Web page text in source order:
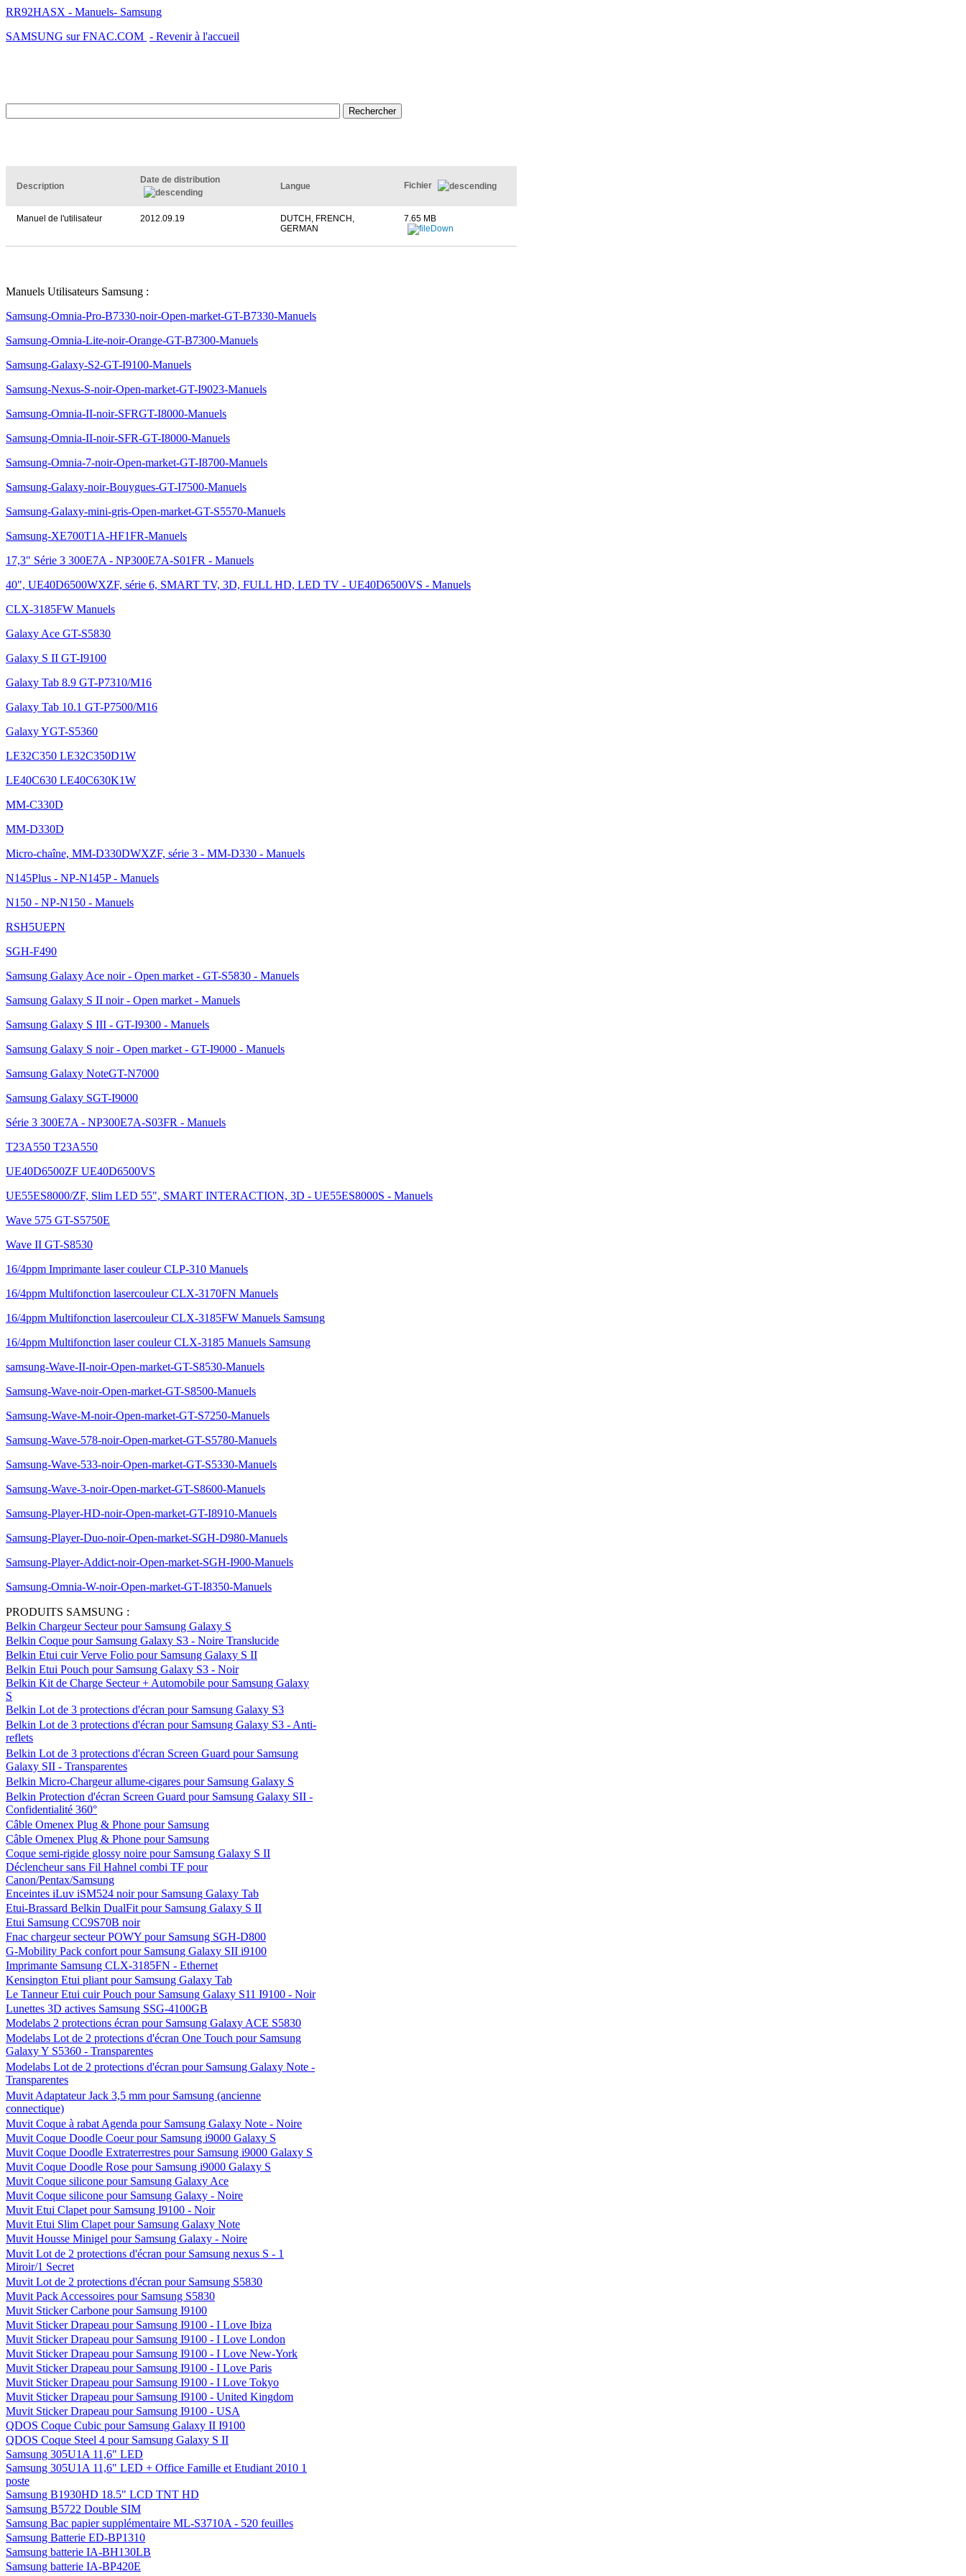
RR92HASX - Manuels- Samsung
SAMSUNG sur FNAC.COM - Revenir à l'accueil
Description
Date de distribution
Langue Fichier
Manuel de l'utilisateur 2012.09.19
DUTCH, FRENCH,
GERMAN
7.65 MB
Manuels Utilisateurs Samsung :
Samsung-Omnia-Pro-B7330-noir-Open-market-GT-B7330-Manuels
Samsung-Omnia-Lite-noir-Orange-GT-B7300-Manuels
Samsung-Galaxy-S2-GT-I9100-Manuels
Samsung-Nexus-S-noir-Open-market-GT-I9023-Manuels
Samsung-Omnia-II-noir-SFRGT-I8000-Manuels
Samsung-Omnia-II-noir-SFR-GT-I8000-Manuels
Samsung-Omnia-7-noir-Open-market-GT-I8700-Manuels
Samsung-Galaxy-noir-Bouygues-GT-I7500-Manuels
Samsung-Galaxy-mini-gris-Open-market-GT-S5570-Manuels
Samsung-XE700T1A-HF1FR-Manuels
17,3" Série 3 300E7A - NP300E7A-S01FR - Manuels
40", UE40D6500WXZF, série 6, SMART TV, 3D, FULL HD, LED TV - UE40D6500VS - Manuels
CLX-3185FW Manuels
Galaxy Ace GT-S5830
Galaxy S II GT-I9100
Galaxy Tab 8.9 GT-P7310/M16
Galaxy Tab 10.1 GT-P7500/M16
Galaxy YGT-S5360
LE32C350 LE32C350D1W
LE40C630 LE40C630K1W
MM-C330D
MM-D330D
Micro-chaîne, MM-D330DWXZF, série 3 - MM-D330 - Manuels
N145Plus - NP-N145P - Manuels
N150 - NP-N150 - Manuels
RSH5UEPN
SGH-F490
Samsung Galaxy Ace noir - Open market - GT-S5830 - Manuels
Samsung Galaxy S II noir - Open market - Manuels
Samsung Galaxy S III - GT-I9300 - Manuels
Samsung Galaxy S noir - Open market - GT-I9000 - Manuels
Samsung Galaxy NoteGT-N7000
Samsung Galaxy SGT-I9000
Série 3 300E7A - NP300E7A-S03FR - Manuels
T23A550 T23A550
UE40D6500ZF UE40D6500VS
UE55ES8000/ZF, Slim LED 55", SMART INTERACTION, 3D - UE55ES8000S - Manuels
Wave 575 GT-S5750E
Wave II GT-S8530
16/4ppm Imprimante laser couleur CLP-310 Manuels
16/4ppm Multifonction lasercouleur CLX-3170FN Manuels
16/4ppm Multifonction lasercouleur CLX-3185FW Manuels Samsung
16/4ppm Multifonction laser couleur CLX-3185 Manuels Samsung
samsung-Wave-II-noir-Open-market-GT-S8530-Manuels
Samsung-Wave-noir-Open-market-GT-S8500-Manuels
Samsung-Wave-M-noir-Open-market-GT-S7250-Manuels
Samsung-Wave-578-noir-Open-market-GT-S5780-Manuels
Samsung-Wave-533-noir-Open-market-GT-S5330-Manuels
Samsung-Wave-3-noir-Open-market-GT-S8600-Manuels
Samsung-Player-HD-noir-Open-market-GT-I8910-Manuels
Samsung-Player-Duo-noir-Open-market-SGH-D980-Manuels
Samsung-Player-Addict-noir-Open-market-SGH-I900-Manuels
Samsung-Omnia-W-noir-Open-market-GT-I8350-Manuels
PRODUITS SAMSUNG :
Belkin Chargeur Secteur pour Samsung Galaxy S
Belkin Coque pour Samsung Galaxy S3 - Noire Translucide
Belkin Etui cuir Verve Folio pour Samsung Galaxy S II
Belkin Etui Pouch pour Samsung Galaxy S3 - Noir
Belkin Kit de Charge Secteur + Automobile pour Samsung Galaxy
S
Belkin Lot de 3 protections d'écran pour Samsung Galaxy S3
Belkin Lot de 3 protections d'écran pour Samsung Galaxy S3 - Anti-
reflets
Belkin Lot de 3 protections d'écran Screen Guard pour Samsung
Galaxy SII - Transparentes
Belkin Micro-Chargeur allume-cigares pour Samsung Galaxy S
Belkin Protection d'écran Screen Guard pour Samsung Galaxy SII -
Confidentialité 360°
Câble Omenex Plug & Phone pour Samsung
Câble Omenex Plug & Phone pour Samsung
Coque semi-rigide glossy noire pour Samsung Galaxy S II
Déclencheur sans Fil Hahnel combi TF pour
Canon/Pentax/Samsung
Enceintes iLuv iSM524 noir pour Samsung Galaxy Tab
Etui-Brassard Belkin DualFit pour Samsung Galaxy S II
Etui Samsung CC9S70B noir
Fnac chargeur secteur POWY pour Samsung SGH-D800
G-Mobility Pack confort pour Samsung Galaxy SII i9100
Imprimante Samsung CLX-3185FN - Ethernet
Kensington Etui pliant pour Samsung Galaxy Tab
Le Tanneur Etui cuir Pouch pour Samsung Galaxy S11 I9100 - Noir
Lunettes 3D actives Samsung SSG-4100GB
Modelabs 2 protections écran pour Samsung Galaxy ACE S5830
Modelabs Lot de 2 protections d'écran One Touch pour Samsung
Galaxy Y S5360 - Transparentes
Modelabs Lot de 2 protections d'écran pour Samsung Galaxy Note -
Transparentes
Muvit Adaptateur Jack 3,5 mm pour Samsung (ancienne
connectique)
Muvit Coque à rabat Agenda pour Samsung Galaxy Note - Noire
Muvit Coque Doodle Coeur pour Samsung i9000 Galaxy S
Muvit Coque Doodle Extraterrestres pour Samsung i9000 Galaxy S
Muvit Coque Doodle Rose pour Samsung i9000 Galaxy S
Muvit Coque silicone pour Samsung Galaxy Ace
Muvit Coque silicone pour Samsung Galaxy - Noire
Muvit Etui Clapet pour Samsung I9100 - Noir
Muvit Etui Slim Clapet pour Samsung Galaxy Note
Muvit Housse Minigel pour Samsung Galaxy - Noire
Muvit Lot de 2 protections d'écran pour Samsung nexus S - 1
Miroir/1 Secret
Muvit Lot de 2 protections d'écran pour Samsung S5830
Muvit Pack Accessoires pour Samsung S5830
Muvit Sticker Carbone pour Samsung I9100
Muvit Sticker Drapeau pour Samsung I9100 - I Love Ibiza
Muvit Sticker Drapeau pour Samsung I9100 - I Love London
Muvit Sticker Drapeau pour Samsung I9100 - I Love New-York
Muvit Sticker Drapeau pour Samsung I9100 - I Love Paris
Muvit Sticker Drapeau pour Samsung I9100 - I Love Tokyo
Muvit Sticker Drapeau pour Samsung I9100 - United Kingdom
Muvit Sticker Drapeau pour Samsung I9100 - USA
QDOS Coque Cubic pour Samsung Galaxy II I9100
QDOS Coque Steel 4 pour Samsung Galaxy S II
Samsung 305U1A 11,6" LED
Samsung 305U1A 11,6" LED + Office Famille et Etudiant 2010 1
poste
Samsung B1930HD 18.5" LCD TNT HD
Samsung B5722 Double SIM
Samsung Bac papier supplémentaire ML-S3710A - 520 feuilles
Samsung Batterie ED-BP1310
Samsung batterie IA-BH130LB
Samsung batterie IA-BP420E